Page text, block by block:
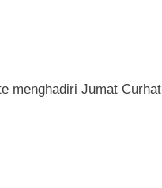
menghadiri Jumat